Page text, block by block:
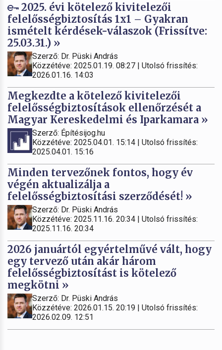
2025. évi kötelező kivitelezői
felelősségbiztosítás 1x1 – Gyakran
ismételt kérdések-válaszok (Frissítve:
25.03.31.) »
Szerző: Dr. Püski András
Közzétéve: 2025.01.19. 08:27 | Utolsó frissítés:
2026.01.16. 14:03
Megkezdte a kötelező kivitelezői
felelősségbiztosítások ellenőrzését a
Magyar Kereskedelmi és Iparkamara »
Szerző: Építésijog.hu
Közzétéve: 2025.04.01. 15:14 | Utolsó frissítés:
2025.04.01. 15:16
Minden tervezőnek fontos, hogy év
végén aktualizálja a
felelősségbiztosítási szerződését! »
Szerző: Dr. Püski András
Közzétéve: 2025.11.16. 20:34 | Utolsó frissítés:
2025.11.16. 20:34
2026 januártól egyértelművé vált, hogy
egy tervező után akár három
felelősségbiztosítást is kötelező
megkötni »
Szerző: Dr. Püski András
Közzétéve: 2026.01.15. 20:19 | Utolsó frissítés:
2026.02.09. 12:51